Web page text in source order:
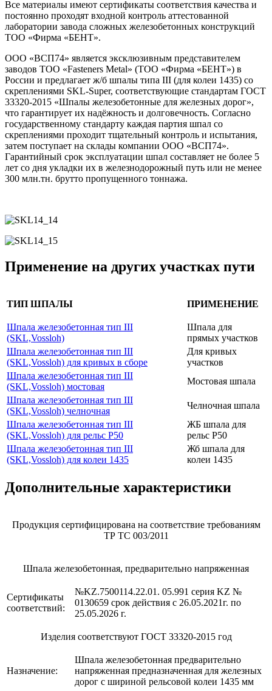
Все материалы имеют сертификаты соответствия качества и
постоянно проходят входной контроль аттестованной
лаборатории завода сложных железобетонных конструкций
ТОО «Фирма «БЕНТ».
ООО «ВСП74» является эксклюзивным представителем
заводов ТОО «Fasteners Metal» (ТОО «Фирма «БЕНТ») в
России и предлагает ж/б шпалы типа ІІІ (для колеи 1435) со
скреплениями SKL-Super, соответствующие стандартам ГОСТ
33320-2015 «Шпалы железобетонные для железных дорог»,
что гарантирует их надёжность и долговечность. Согласно
государственному стандарту каждая партия шпал со
скреплениями проходит тщательный контроль и испытания,
затем поступает на склады компании ООО «ВСП74».
Гарантийный срок эксплуатации шпал составляет не более 5
лет co дня укладки их в железнодорожный путь или не менее
300 млн.тн. брутто пропущенного тоннажа.
Применение на других участках пути
ТИП ШПАЛЫ ПРИМЕНЕНИЕ
Шпала железобетонная тип III
(SKL,Vossloh)
Шпала для
прямых участков
Шпала железобетонная тип III
(SKL,Vossloh) для кривых в сборе
Для кривых
участков
Шпала железобетонная тип III
(SKL,Vossloh) мостовая
Мостовая шпала
Шпала железобетонная тип III
(SKL,Vossloh) челночная
Челночная шпала
Шпала железобетонная тип III
(SKL,Vossloh) для рельс Р50
ЖБ шпала для
рельс Р50
Шпала железобетонная тип III
(SKL,Vossloh) для колеи 1435
Жб шпала для
колеи 1435
Дополнительные характеристики
Продукция сертифицирована на соответствие требованиям
ТР ТС 003/2011
Шпала железобетонная, предварительно напряженная
Сертификаты
соответствий:
№KZ.7500114.22.01. 05.991 серия KZ №
0130659 срок действия с 26.05.2021г. по
25.05.2026 г.
Изделия соответствуют ГОСТ 33320-2015 год
Назначение:
Шпала железобетонная предварительно
напряженная предназначенная для железных
дорог с шириной рельсовой колеи 1435 мм